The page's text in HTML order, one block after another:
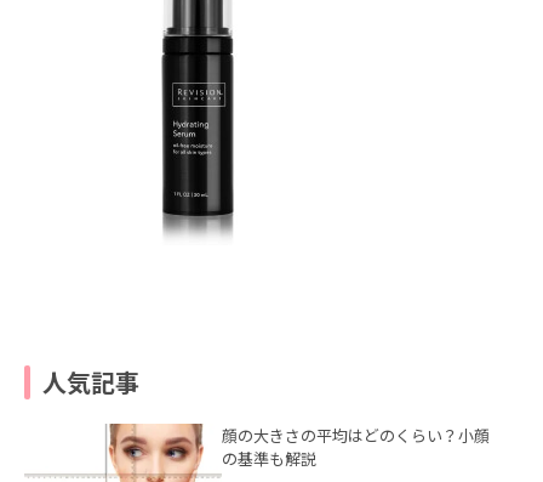
人気記事
顔の大きさの平均はどのくらい？小顔
の基準も解説